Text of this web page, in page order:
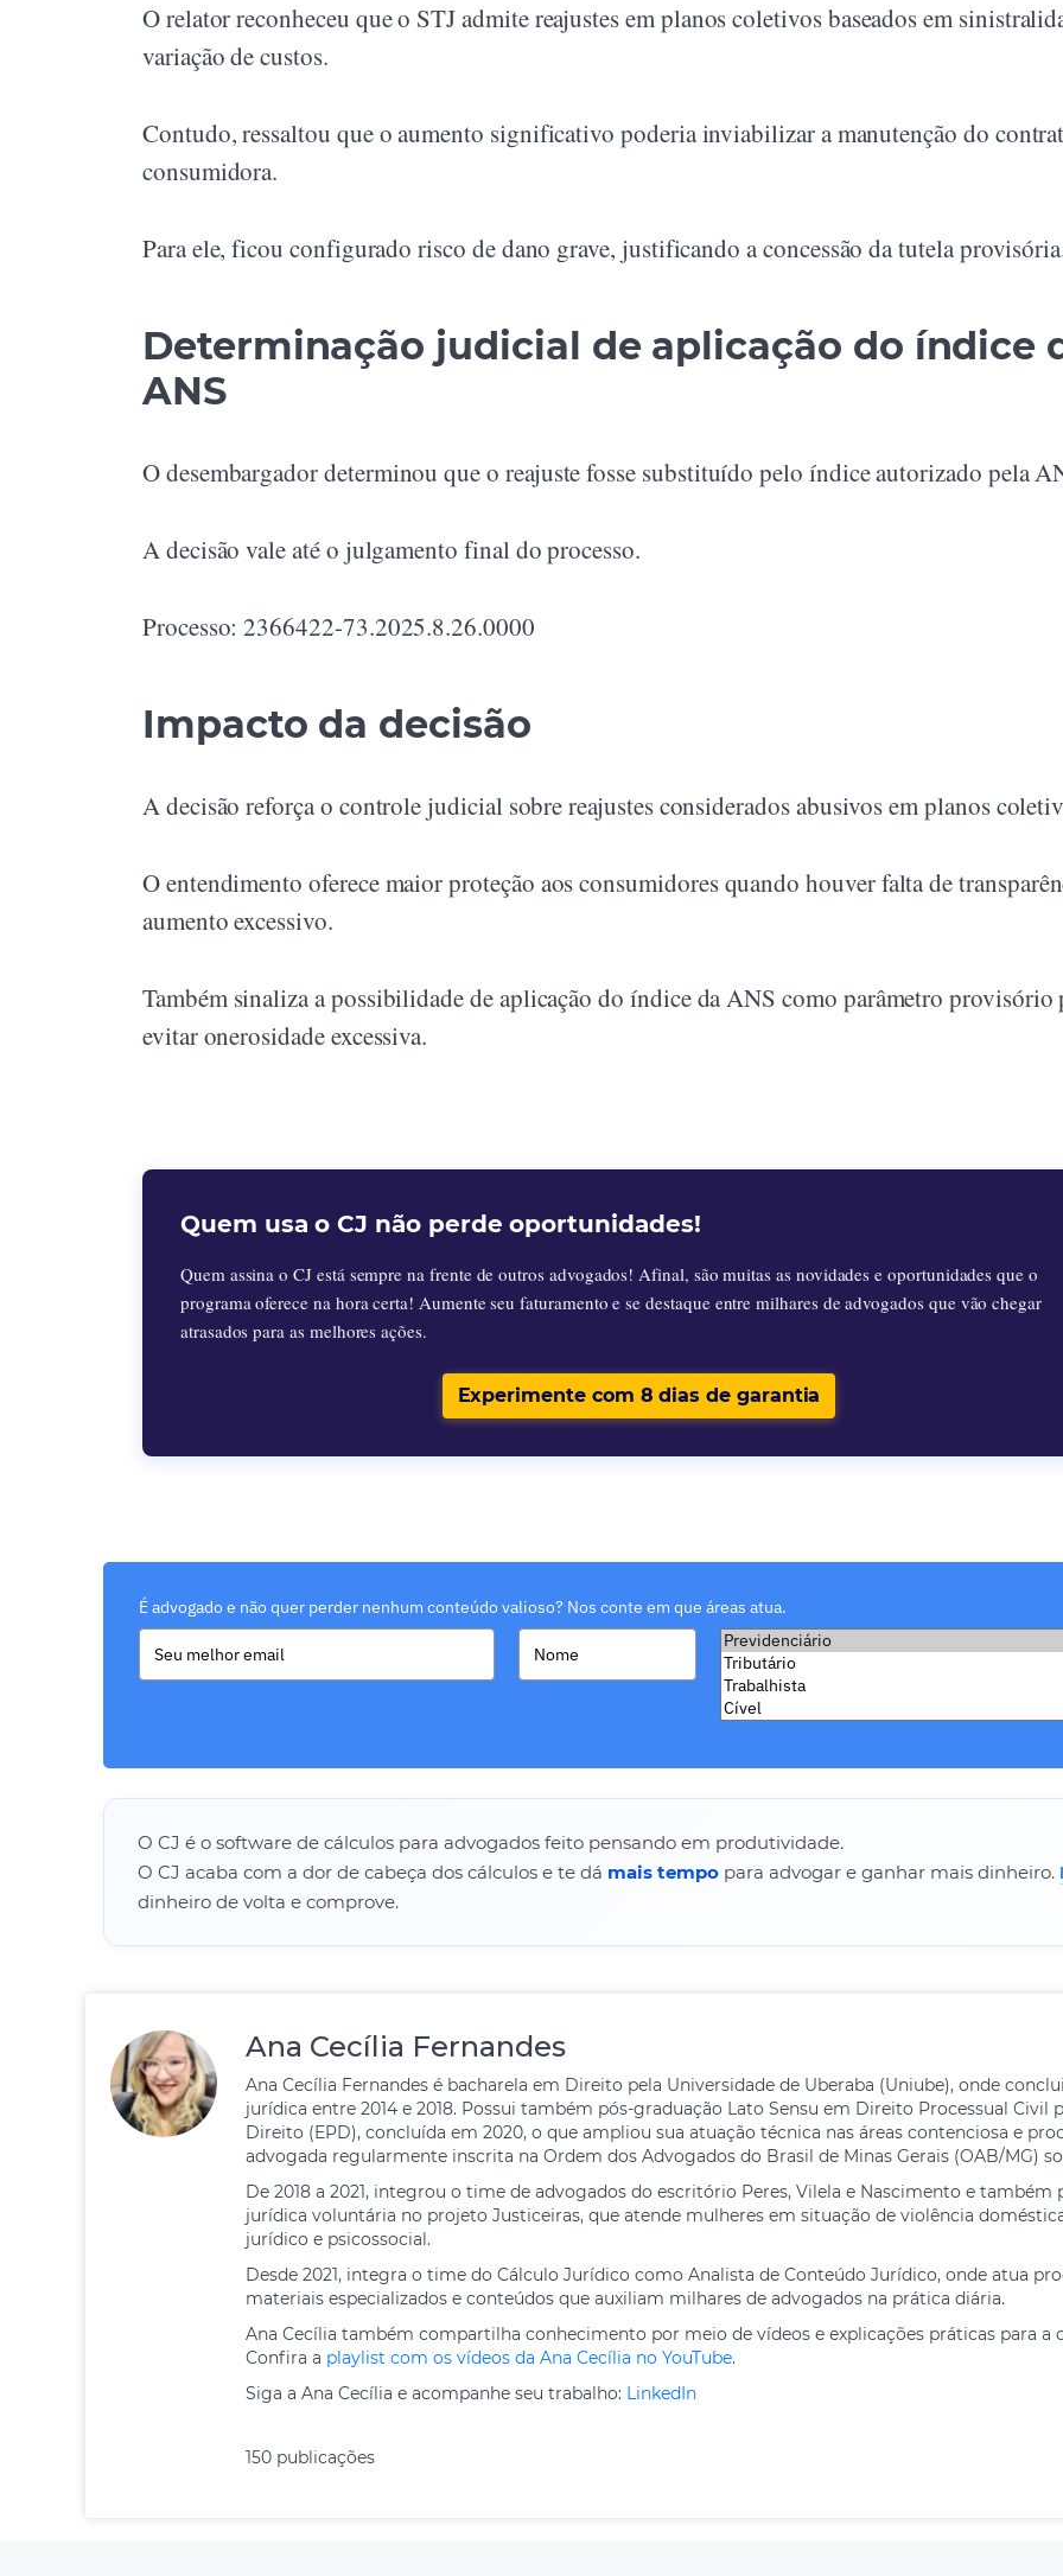
O relator reconheceu que o STJ admite reajustes em planos coletivos baseados em
variação de custos.
Contudo, ressaltou que o aumento significativo poderia inviabilizar a manutenção do
consumidora.
Para ele, ficou configurado risco de dano grave, justificando a concessão da tutela
Determinação judicial de aplicação do índice
ANS
O desembargador determinou que o reajuste fosse substituído pelo índice autorizado pela
A decisão vale até o julgamento final do processo.
Processo: 2366422-73.2025.8.26.0000
Impacto da decisão
A decisão reforça o controle judicial sobre reajustes considerados abusivos em planos
O entendimento oferece maior proteção aos consumidores quando houver falta de
aumento excessivo.
Também sinaliza a possibilidade de aplicação do índice da ANS como parâmetro provisório
evitar onerosidade excessiva.
Quem usa o CJ não perde oportunidades!
Quem assina o CJ está sempre na frente de outros advogados! Afinal, são muitas as novidades e oportunidades que o
programa oferece na hora certa! Aumente seu faturamento e se destaque entre milhares de advogados que vão chegar
atrasados para as melhores ações.
Experimente com 8 dias de garantia
É advogado e não quer perder nenhum conteúdo valioso? Nos conte em que áreas atua.
O CJ é o software de cálculos para advogados feito pensando em produtividade.
O CJ acaba com a dor de cabeça dos cálculos e te dá mais tempo para advogar e ganhar mais dinheiro.
dinheiro de volta e comprove.
Ana Cecília Fernandes
Ana Cecília Fernandes é bacharela em Direito pela Universidade de Uberaba (Uniube), onde
jurídica entre 2014 e 2018. Possui também pós-graduação Lato Sensu em Direito Processual Civil
Direito (EPD), concluída em 2020, o que ampliou sua atuação técnica nas áreas contenciosa e
advogada regularmente inscrita na Ordem dos Advogados do Brasil de Minas Gerais (OAB/MG)
De 2018 a 2021, integrou o time de advogados do escritório Peres, Vilela e Nascimento e também
jurídica voluntária no projeto Justiceiras, que atende mulheres em situação de violência
jurídico e psicossocial.
Desde 2021, integra o time do Cálculo Jurídico como Analista de Conteúdo Jurídico, onde atua
materiais especializados e conteúdos que auxiliam milhares de advogados na prática diária.
Ana Cecília também compartilha conhecimento por meio de vídeos e explicações práticas para a
Confira a playlist com os vídeos da Ana Cecília no YouTube.
Siga a Ana Cecília e acompanhe seu trabalho: LinkedIn
150 publicações